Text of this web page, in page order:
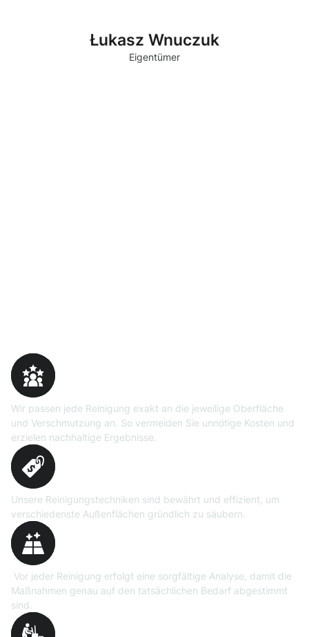
Wir passen jede Reinigung exakt an die jeweilige Oberfläche
und Verschmutzung an. So vermeiden Sie unnötige Kosten und
erzielen nachhaltige Ergebnisse.
Unsere Reinigungstechniken sind bewährt und effizient, um
verschiedenste Außenflächen gründlich zu säubern.
Łukasz Wnuczuk
Eigentümer
Vor jeder Reinigung erfolgt eine sorgfältige Analyse, damit die
Maßnahmen genau auf den tatsächlichen Bedarf abgestimmt
sind.